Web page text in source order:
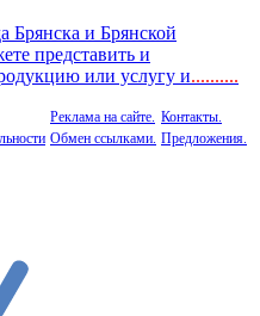
Брянска и Брянской
представить и
или услугу и..........
Реклама на сайте.
Обмен ссылками.
Контакты.
Предложения.